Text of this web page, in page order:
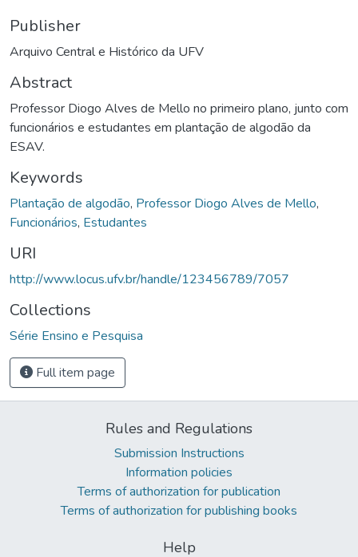
Publisher
Arquivo Central e Histórico da UFV
Abstract
Professor Diogo Alves de Mello no primeiro plano, junto com
funcionários e estudantes em plantação de algodão da
ESAV.
Keywords
Plantação de algodão, Professor Diogo Alves de Mello,
Funcionários, Estudantes
URI
http://www.locus.ufv.br/handle/123456789/7057
Collections
Série Ensino e Pesquisa
Full item page
Rules and Regulations
Submission Instructions
Information policies
Terms of authorization for publication
Terms of authorization for publishing books
Help